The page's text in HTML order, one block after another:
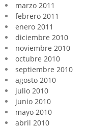
marzo 2011
febrero 2011
enero 2011
diciembre 2010
noviembre 2010
octubre 2010
septiembre 2010
agosto 2010
julio 2010
junio 2010
mayo 2010
abril 2010